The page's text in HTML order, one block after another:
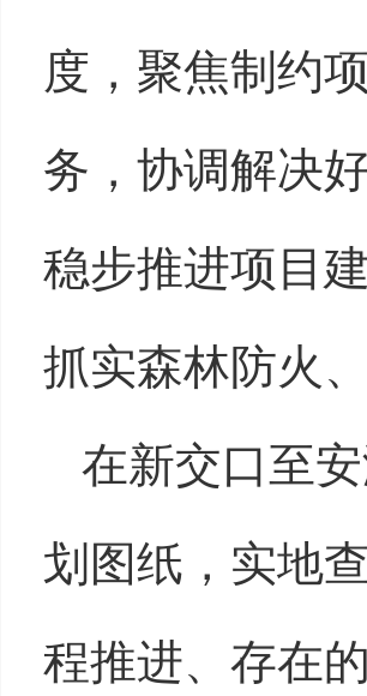
度，聚焦制约
务，协调解决
稳步推进项目
抓实森林防火
在新交口至
划图纸，实地
程推进、存在